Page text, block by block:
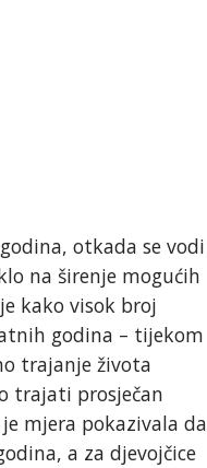
otkada se vodi
na širenje mogućih
kako visok broj
godina – tijekom
trajanje života
trajati prosječan
mjera pokazivala da
a za djevojčice